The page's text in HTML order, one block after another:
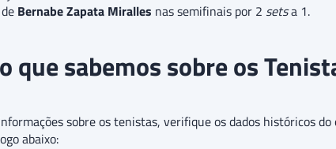
Bernabe Zapata Miralles nas semifinais por 2 setsa 1.
que sabemos sobre os
sobre os tenistas, verifique os dados históricos
abaixo: